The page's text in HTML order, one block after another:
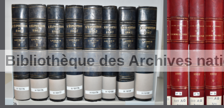
Bibliothèque des Archives